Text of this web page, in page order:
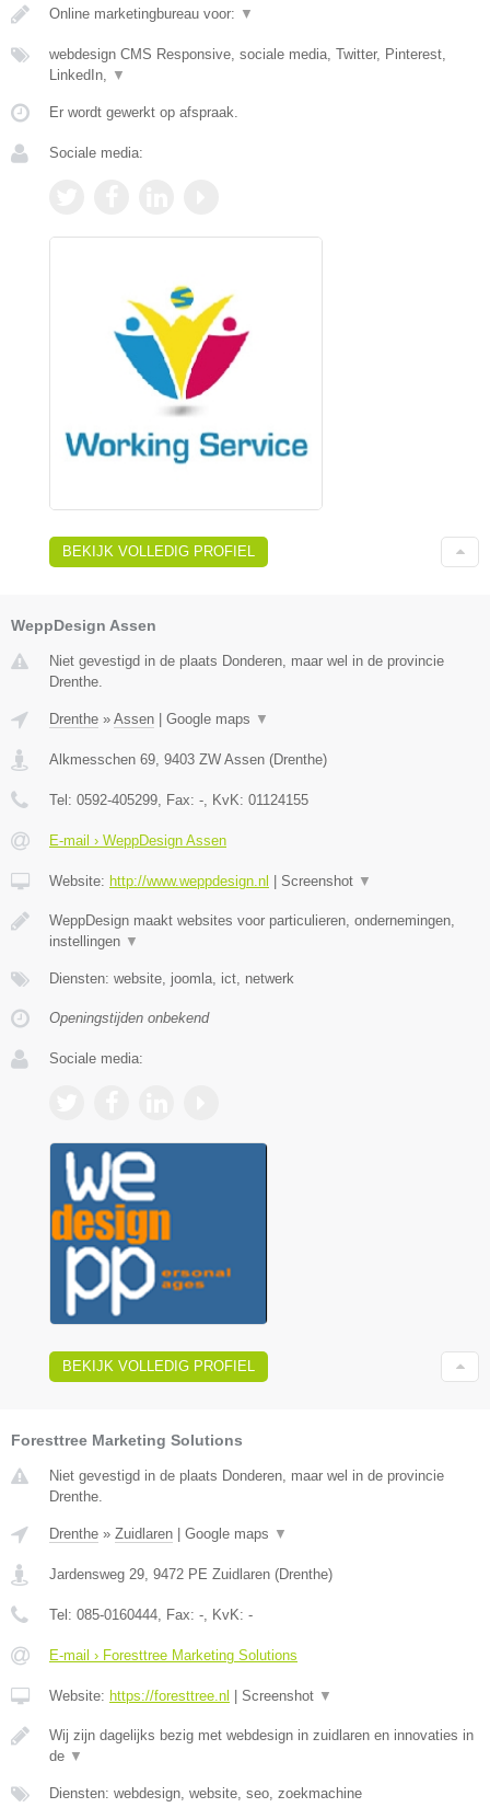
Online marketingbureau voor: ▼
webdesign CMS Responsive, sociale media, Twitter, Pinterest,
LinkedIn,
▼
Er wordt gewerkt op afspraak.
Sociale media:
BEKIJK VOLLEDIG PROFIEL
WeppDesign Assen
Niet gevestigd in de plaats Donderen, maar wel in de provincie
Drenthe.
Drenthe » Assen Google maps ▼
Alkmesschen 69 9403 ZW Assen (Drenthe)
Tel: 0592-405299 , Fax: - , KvK: 01124155
E-mail › WeppDesign Assen
Website: http://www.weppdesign.nl Screenshot ▼
WeppDesign maakt websites voor particulieren, ondernemingen,
instellingen ▼
Diensten: website, joomla, ict, netwerk
Openingstijden onbekend
Sociale media:
BEKIJK VOLLEDIG PROFIEL
Foresttree Marketing Solutions
Niet gevestigd in de plaats Donderen, maar wel in de provincie
Drenthe.
Drenthe » Zuidlaren Google maps ▼
Jardensweg 29, 9472 PE Zuidlaren (Drenthe)
Tel: 085-0160444, Fax: -, KvK: -
E-mail › Foresttree Marketing Solutions
Website: https://foresttree.nl Screenshot ▼
Wij zijn dagelijks bezig met webdesign in zuidlaren en innovaties in
de ▼
Diensten: webdesign, website, seo, zoekmachine